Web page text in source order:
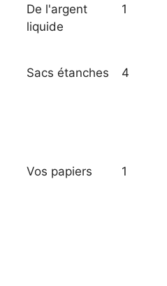
De l'argent
liquide
1
Sacs étanches 4
Vos papiers 1